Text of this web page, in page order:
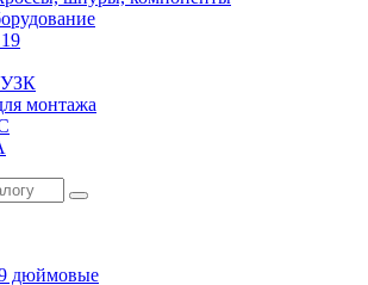
УЗК
монтажа
дюймовые